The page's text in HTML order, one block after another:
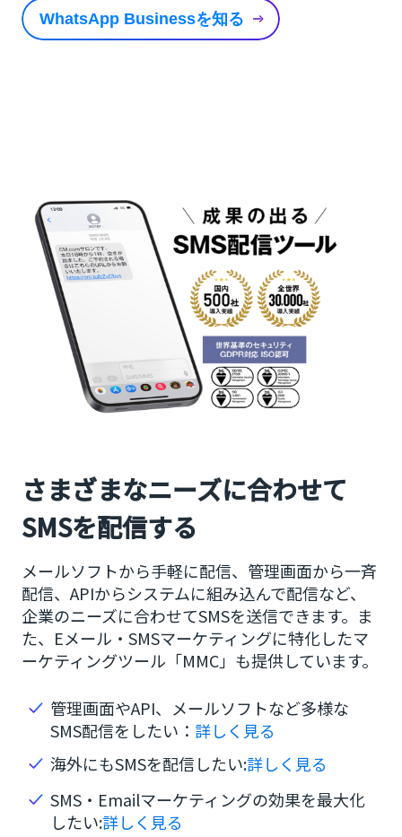
WhatsApp Businessを知る
さまざまなニーズに合わせて
SMSを配信する
メールソフトから手軽に配信、管理画面から一斉
配信、APIからシステムに組み込んで配信など、
企業のニーズに合わせてSMSを送信できます。ま
た、Eメール・SMSマーケティングに特化したマ
ーケティングツール「MMC」も提供しています。
管理画面やAPI、メールソフトなど多様な
SMS配信をしたい： 詳しく見る
海外にもSMSを配信したい:詳しく見る
SMS・Emailマーケティングの効果を最大化
したい:詳しく見る